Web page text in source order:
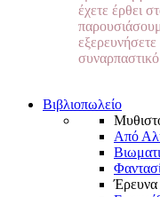
έχετε έρθει
Βιβλιοπωλείο
Από
Έρευνα